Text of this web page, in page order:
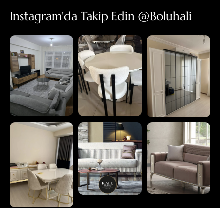
Instagram'da Takip Edin @boluhali